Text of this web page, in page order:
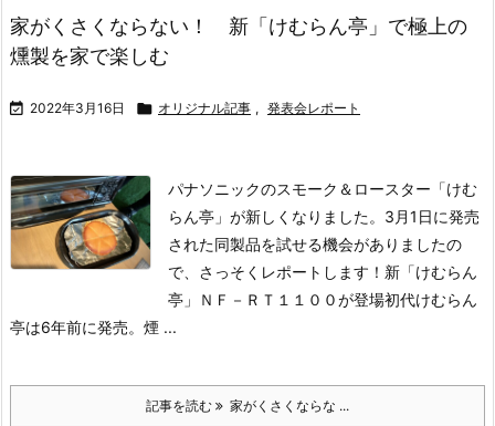
家がくさくならない！ 新「けむらん亭」で極上の
燻製を家で楽しむ
 2022年3月16日  オリジナル記事 , 発表会レポート
パナソニックのスモーク＆ロースター「けむ
らん亭」が新しくなりました。3月1日に発売
された同製品を試せる機会がありましたの
で、さっそくレポートします！ 新「けむらん
亭」ＮＦ－ＲＴ１１００が登場初代けむらん
亭は6年前に発売。煙 ...
記事を読む 家がくさくならな ...